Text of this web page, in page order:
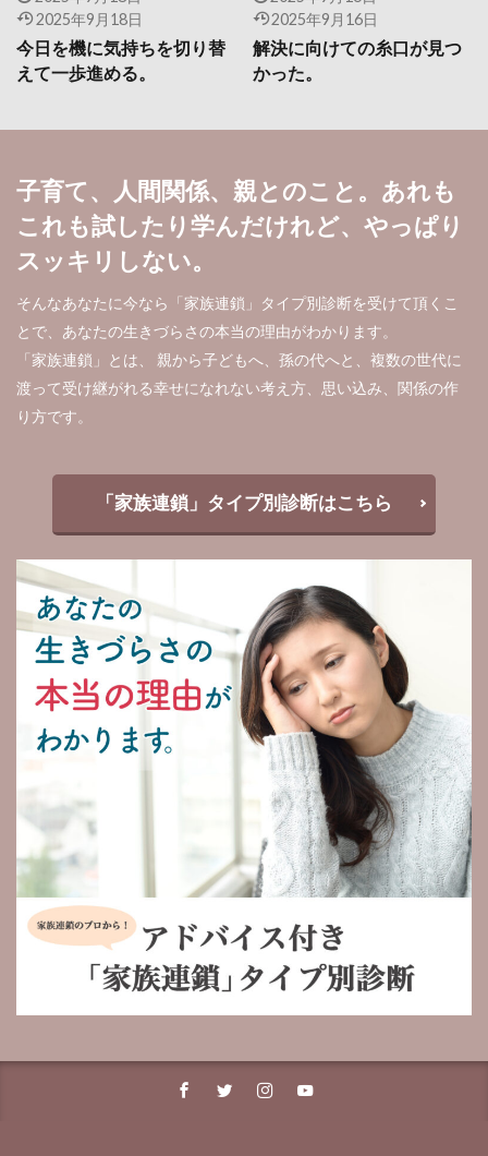
2025年9月18日
今日を機に気持ちを切り替
えて一歩進める。
2025年9月16日
解決に向けての糸口が見つ
かった。
子育て、人間関係、親とのこと。あれも
これも試したり学んだけれど、やっぱり
スッキリしない。
そんなあなたに今なら「家族連鎖」タイプ別診断を受けて頂くこ
とで、あなたの生きづらさの本当の理由がわかります。
「家族連鎖」とは、 親から子どもへ、孫の代へと、複数の世代に
渡って受け継がれる幸せになれない考え方、思い込み、関係の作
り方です。
「家族連鎖」タイプ別診断はこちら